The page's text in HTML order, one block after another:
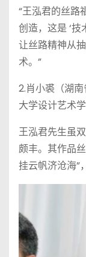
“王泓君的丝路
创造，这是 ‘
让丝路精神从
术。”
2.肖小裘（湖
大学设计艺术学
王泓君先生虽
颇丰。其作品
挂云帆济沧海”